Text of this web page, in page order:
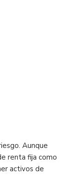
Aunque
renta fija como
activos de